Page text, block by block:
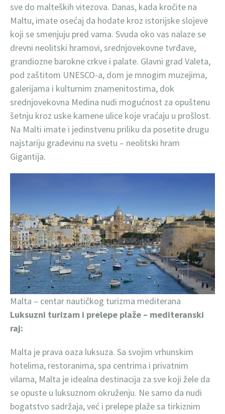
sve do malteških vitezova. Danas, kada kročite na
Maltu, imate osećaj da hodate kroz istorijske slojeve
koji se smenjuju pred vama. Svuda oko vas nalaze se
drevni neolitski hramovi, srednjovekovne tvrđave,
grandiozne barokne crkve i palate. Glavni grad Valeta,
pod zaštitom UNESCO-a, dom je mnogim muzejima,
galerijama i kulturnim znamenitostima, dok
srednjovekovna Medina nudi mogućnost za opuštenu
šetnju kroz uske kamene ulice koje vraćaju u prošlost.
Na Malti imate i jedinstvenu priliku da posetite drugu
najstariju građevinu na svetu – neolitski hram
Gigantija.
Malta – centar nautičkog turizma mediterana
Luksuzni turizam i prelepe plaže – mediteranski
raj:
Malta je prava oaza luksuza. Sa svojim vrhunskim
hotelima, restoranima, spa centrima i privatnim
vilama, Malta je idealna destinacija za sve koji žele da
se opuste u luksuznom okruženju. Ne samo da nudi
bogatstvo sadržaja, već i prelepe plaže sa tirkiznim